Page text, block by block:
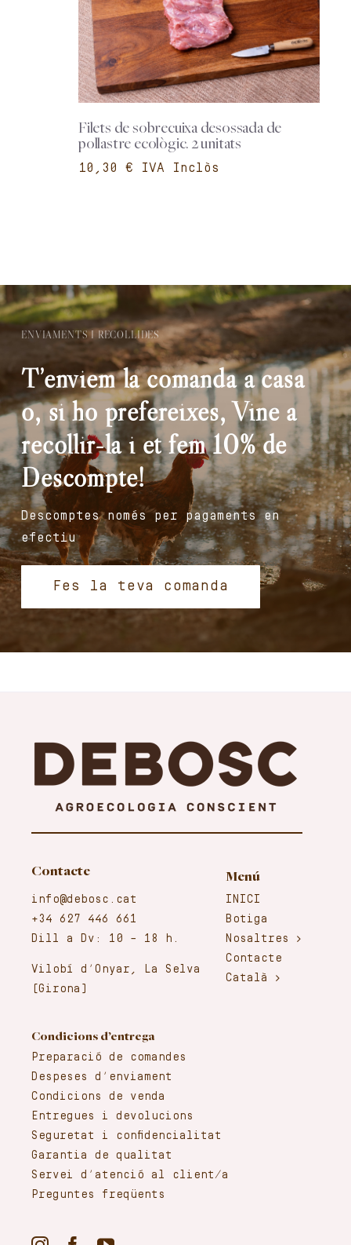
Filets de sobrecuixa desossada de
pollastre ecològic. 2 unitats
€
ENVIAMENTS I RECOLLIDES
T’enviem la comanda a casa
o, si ho prefereixes, Vine a
recollir-la i et fem 10% de
Descompte!
Descomptes només per pagaments en
efectiu
Fes la teva comanda
Menú
INICI
Botiga
Nosaltres
Contacte
Català
Contacte
info@debosc.cat
+34 627 446 661
Dill a Dv: 10 – 18 h.
Vilobí d’Onyar, La Selva
(Girona)
Condicions d’entrega
Preparació de comandes
Despeses d’enviament
Condicions de venda
Entregues i devolucions
Seguretat i confidencialitat
Garantia de qualitat
Servei d’atenció al client/a
Preguntes freqüents